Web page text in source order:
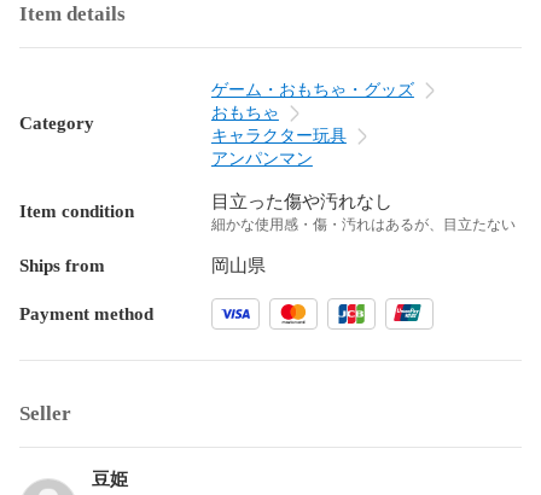
Item details
Category
ゲーム・おもちゃ・グッズ
おもちゃ
キャラクター玩具
アンパンマン
Item condition 目立った傷や汚れなし
細かな使用感・傷・汚れはあるが、目立たない
Ships from 岡山県
Payment method
Seller
豆姫